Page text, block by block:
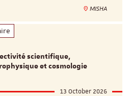
MISHA
scientifique,
et cosmologie
13 October 2026